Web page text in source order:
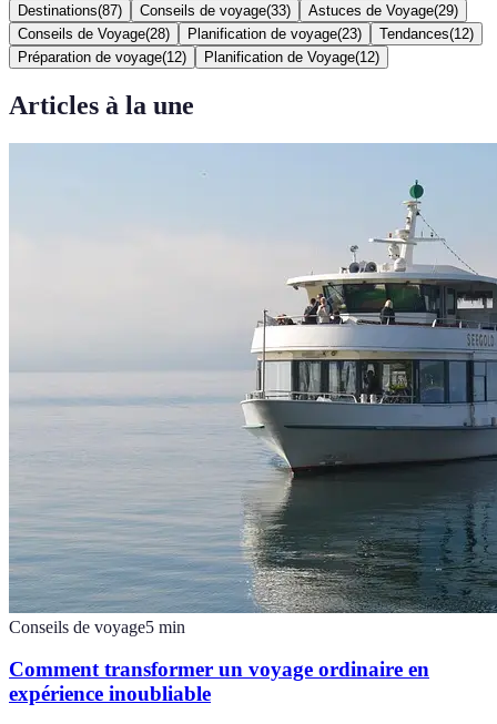
Destinations(87) Conseils de voyage(33) Astuces de Voyage(29)
Conseils de Voyage(28) Planification de voyage(23) Tendances(12)
Préparation de voyage(12) Planification de Voyage(12)
Articles à la une
Conseils de voyage5 min
Comment transformer un voyage ordinaire en
expérience inoubliable